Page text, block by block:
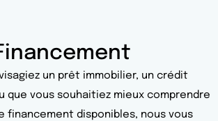
un prêt immobilier, un crédit
que vous souhaitiez mieux comprendre
financement disponibles, nous vous